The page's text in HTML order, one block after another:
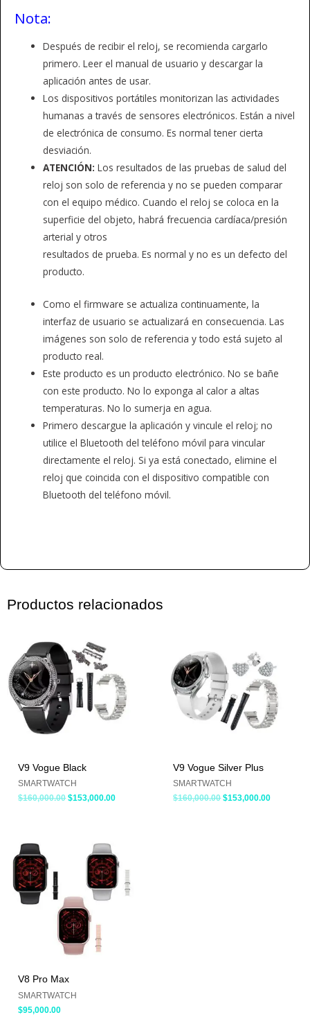
Nota:
Después de recibir el reloj, se recomienda cargarlo
primero. Leer el manual de usuario y descargar la
aplicación antes de usar.
Los dispositivos portátiles monitorizan las actividades
humanas a través de sensores electrónicos. Están a nivel
de electrónica de consumo. Es normal tener cierta
desviación.
ATENCIÓN: Los resultados de las pruebas de salud del
reloj son solo de referencia y no se pueden comparar
con el equipo médico. Cuando el reloj se coloca en la
superficie del objeto, habrá frecuencia cardíaca/presión
arterial y otros
resultados de prueba. Es normal y no es un defecto del
producto.
Como el firmware se actualiza continuamente, la
interfaz de usuario se actualizará en consecuencia. Las
imágenes son solo de referencia y todo está sujeto al
producto real.
Este producto es un producto electrónico. No se bañe
con este producto. No lo exponga al calor a altas
temperaturas. No lo sumerja en agua.
Primero descargue la aplicación y vincule el reloj; no
utilice el Bluetooth del teléfono móvil para vincular
directamente el reloj. Si ya está conectado, elimine el
reloj que coincida con el dispositivo compatible con
Bluetooth del teléfono móvil.
Productos relacionados
V9 Vogue Black
SMARTWATCH
$160,000.00
original
era:
$160,000.00.
$153,000.00
$153,000.00.
V9 Vogue Silver Plus
SMARTWATCH
$160,000.00
era:
$160,000.00.
$153,000.00
es:
V8 Pro Max
SMARTWATCH
$95,000.00